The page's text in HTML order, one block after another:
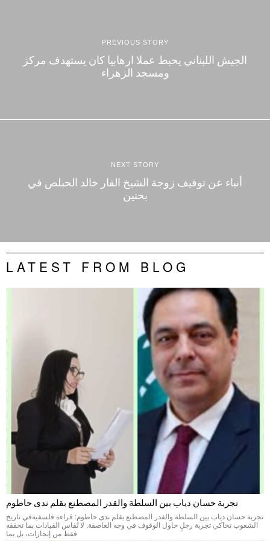
PREVIOUS STORY
الجيش اللبناني يحبط عملا ارهابيا كان يستهدف مركز
ومسجد الزهراء
NEXT STORY
أنباء عن توقيف زوجة الشيخ الفار خالد الحبلص في
بحنين
LATEST FROM BLOG
تجربة حسان دياب بين السلطة والقدر المصطنع بقلم ندى حاطوم
تجربة حسان دياب بين السلطة والقدر المصطنع بقلم ندى حاطوم: قراءة فلسفيةفي تاريخ
الشعوب تحاكي تجربة رجلٍ حاول الوقوف في وجه العاصفة. لا تُقاس القيادات بما تحققه
فقط من إنجازات، بل بما